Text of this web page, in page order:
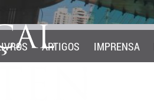
ARTIGOS IMPRENSA